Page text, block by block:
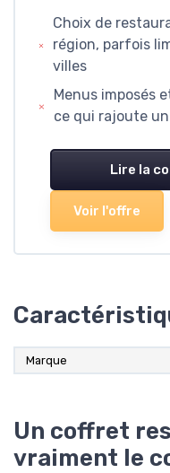
Choix de
région, parfois
villes
Menus imposés
ce qui rajoute
Lire la
Voir l'offre
Marque
Un coffret
vraiment le